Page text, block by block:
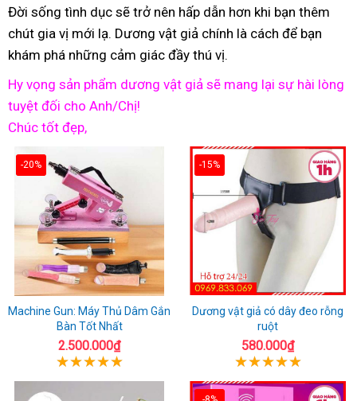
Đời sống tình dục sẽ trở nên hấp dẫn hơn khi bạn thêm
chút gia vị mới lạ. Dương vật giả chính là cách để bạn
khám phá những cảm giác đầy thú vị.
Hy vọng sản phẩm dương vật giả sẽ mang lại sự hài lòng
tuyệt đối cho Anh/Chị!
Chúc tốt đẹp,
-20%
Machine Gun: Máy Thủ Dâm Gắn
Bàn Tốt Nhất
2.500.000₫
-15%
Dương vật giả có dây đeo rỗng
ruột
580.000₫